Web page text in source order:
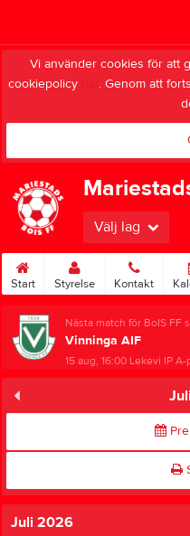
Vi använder cookies för att
cookiepolicy
. Genom att
Välj lag
Start Styrelse Kontakt
Nästa match för BoIS FF
Vinninga AIF
15 aug, 16:00 Lekevi IP A-
Juli 2026